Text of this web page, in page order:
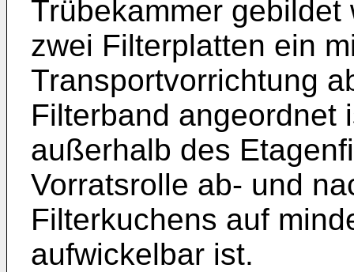
Trübekammer
zwei Filterplatten ein
Transportvorrichtung
Filterband angeordnet
außerhalb des
Vorratsrolle ab- und
Filterkuchens auf
aufwickelbar ist.